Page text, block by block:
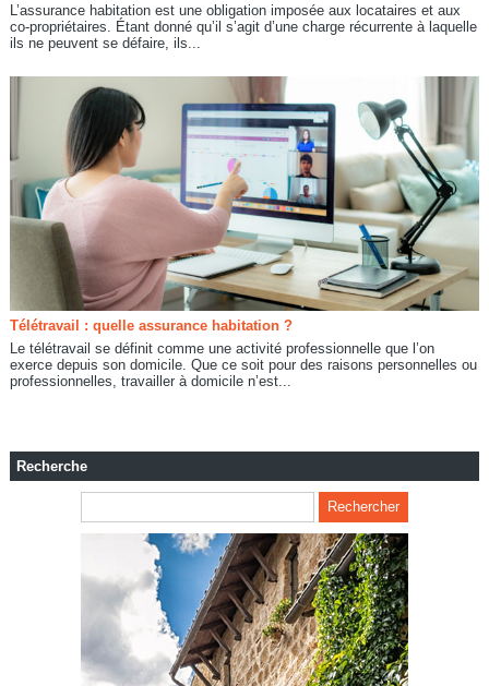
L’assurance habitation est une obligation imposée aux locataires et aux
co-propriétaires. Étant donné qu’il s’agit d’une charge récurrente à laquelle
ils ne peuvent se défaire, ils...
Télétravail : quelle assurance habitation ?
Le télétravail se définit comme une activité professionnelle que l’on
exerce depuis son domicile. Que ce soit pour des raisons personnelles ou
professionnelles, travailler à domicile n’est...
Recherche